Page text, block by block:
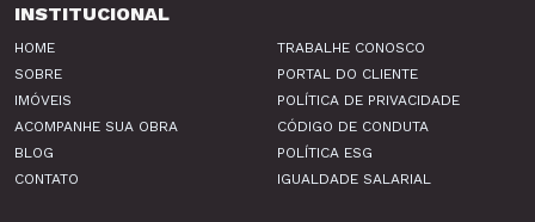
INSTITUCIONAL
HOME
SOBRE
IMÓVEIS
ACOMPANHE SUA OBRA
BLOG
CONTATO
TRABALHE CONOSCO
PORTAL DO CLIENTE
POLÍTICA DE PRIVACIDADE
CÓDIGO DE CONDUTA
POLÍTICA ESG
IGUALDADE SALARIAL